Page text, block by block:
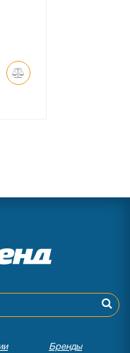
Бренды